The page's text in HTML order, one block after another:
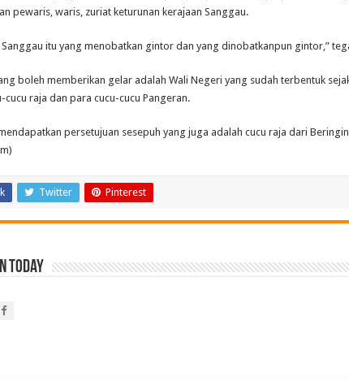
pewaris, waris, zuriat keturunan kerajaan Sanggau.
Sanggau itu yang menobatkan gintor dan yang dinobatkanpun gintor,”
boleh memberikan gelar adalah Wali Negeri yang sudah terbentuk
raja dan para cucu-cucu Pangeran.
persetujuan sesepuh yang juga adalah cucu raja dari
Twitter Pinterest
Today